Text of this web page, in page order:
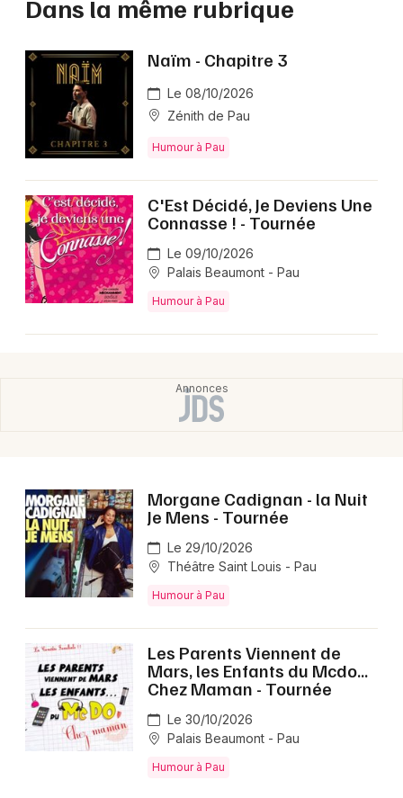
Dans la même rubrique
Naïm - Chapitre 3
Le 08/10/2026
Zénith de Pau
Humour à Pau
C'Est Décidé, Je Deviens Une
Connasse ! - Tournée
Le 09/10/2026
Palais Beaumont - Pau
Humour à Pau
Morgane Cadignan - la Nuit
Je Mens - Tournée
Le 29/10/2026
Théâtre Saint Louis - Pau
Humour à Pau
Les Parents Viennent de
Mars, les Enfants du Mcdo...
Chez Maman - Tournée
Le 30/10/2026
Palais Beaumont - Pau
Humour à Pau